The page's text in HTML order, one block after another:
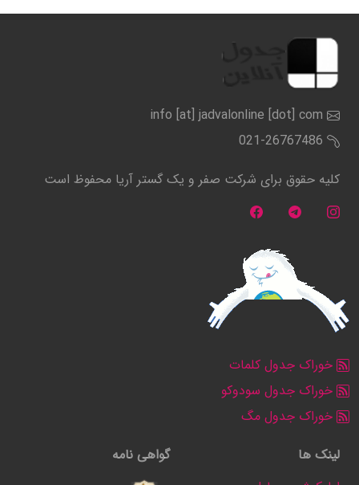
info [at] jadvalonline [dot] com
021-26767486
کلیه حقوق برای شرکت صفر و یک گستر آریا محفوظ است
خوراک جدول کلمات
خوراک جدول سودوکو
خوراک جدول مگ
لینک ها
گواهی نامه